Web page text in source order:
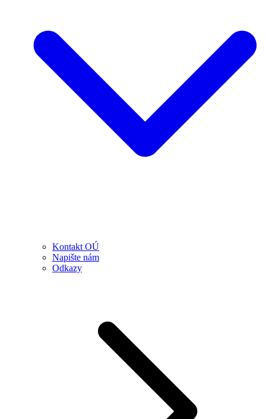
Kontakt OÚ
Napište nám
Odkazy